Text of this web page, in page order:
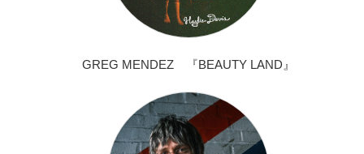
GREG MENDEZ 『BEAUTY LAND』